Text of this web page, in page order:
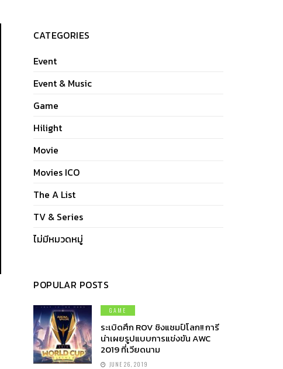
CATEGORIES
Event
Event & Music
Game
Hilight
Movie
Movies ICO
The A List
TV & Series
ไม่มีหมวดหมู่
POPULAR POSTS
GAME
ระเบิดศึก ROV ชิงแชมป์โลก!! การี
น่าเผยรูปแบบการแข่งขัน AWC
2019 ที่เวียดนาม
JUNE 26, 2019